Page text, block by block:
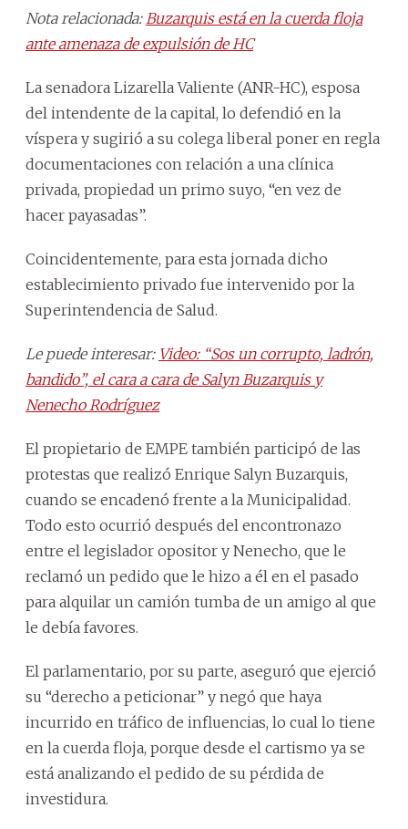
Nota relacionada: Buzarquis está en la cuerda floja
ante amenaza de expulsión de HC
La senadora Lizarella Valiente (ANR-HC), esposa
del intendente de la capital, lo defendió en la
víspera y sugirió a su colega liberal poner en regla
documentaciones con relación a una clínica
privada, propiedad un primo suyo, “en vez de
hacer payasadas”.
Coincidentemente, para esta jornada dicho
establecimiento privado fue intervenido por la
Superintendencia de Salud.
Le puede interesar: Video: “Sos un corrupto, ladrón,
bandido”, el cara a cara de Salyn Buzarquis y
Nenecho Rodríguez
El propietario de EMPE también participó de las
protestas que realizó Enrique Salyn Buzarquis,
cuando se encadenó frente a la Municipalidad.
Todo esto ocurrió después del encontronazo
entre el legislador opositor y Nenecho, que le
reclamó un pedido que le hizo a él en el pasado
para alquilar un camión tumba de un amigo al que
le debía favores.
El parlamentario, por su parte, aseguró que ejerció
su “derecho a peticionar” y negó que haya
incurrido en tráfico de influencias, lo cual lo tiene
en la cuerda floja, porque desde el cartismo ya se
está analizando el pedido de su pérdida de
investidura.